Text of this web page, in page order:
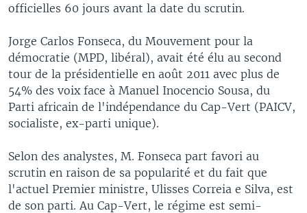
officielles 60 jours avant la date du scrutin.
Jorge Carlos Fonseca, du Mouvement pour la
démocratie (MPD, libéral), avait été élu au second
tour de la présidentielle en août 2011 avec plus de
54% des voix face à Manuel Inocencio Sousa, du
Parti africain de l'indépendance du Cap-Vert (PAICV,
socialiste, ex-parti unique).
Selon des analystes, M. Fonseca part favori au
scrutin en raison de sa popularité et du fait que
l'actuel Premier ministre, Ulisses Correia e Silva, est
de son parti. Au Cap-Vert, le régime est semi-